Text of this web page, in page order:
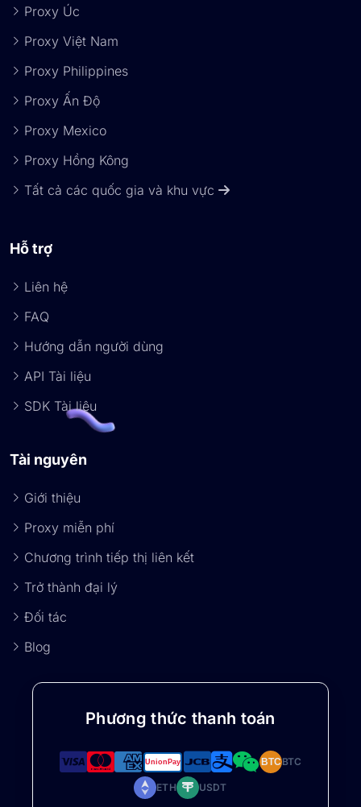
Proxy Úc
Proxy Việt Nam
Proxy Philippines
Proxy Ấn Độ
Proxy Mexico
Proxy Hồng Kông
Tất cả các quốc gia và khu vực
Hỗ trợ
Liên hệ
FAQ
Hướng dẫn người dùng
API Tài liệu
SDK Tài liệu
Tài nguyên
Giới thiệu
Proxy miễn phí
Chương trình tiếp thị liên kết
Trở thành đại lý
Đối tác
Blog
Phương thức thanh toán
BTCBTC
ETH USDT